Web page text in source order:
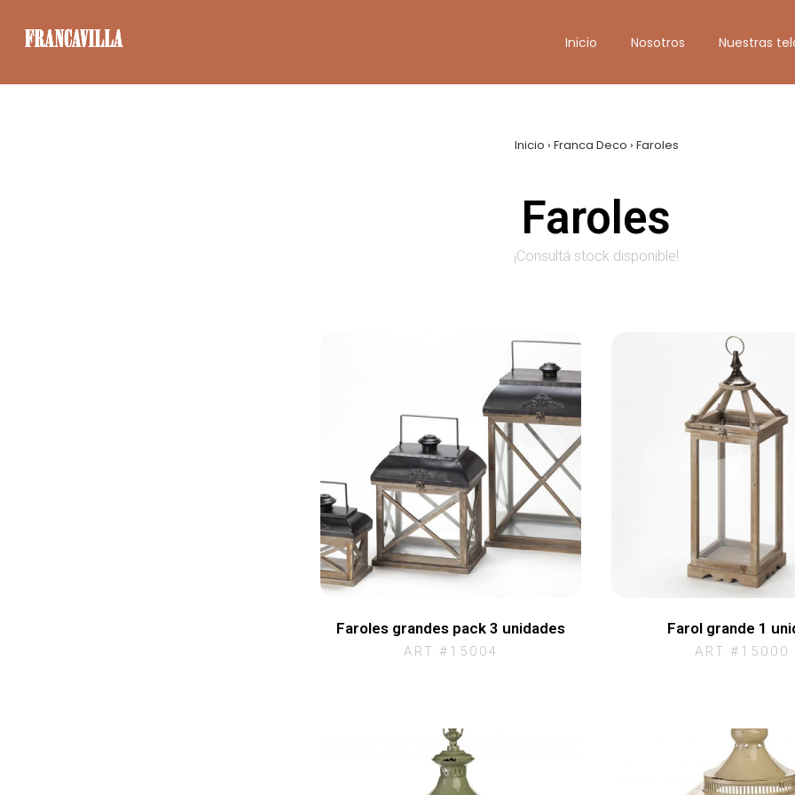
Inicio Nosotros Nuestras
Inicio › Franca Deco › Faroles
Faroles
¡Consultá stock disponible!
Faroles grandes pack 3 unidades
ART.#15004
Farol grande 1
ART.#15000